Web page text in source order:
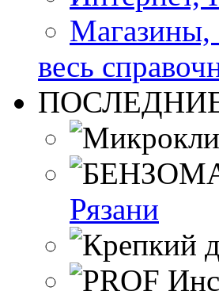
Магазины,
весь
Рязани